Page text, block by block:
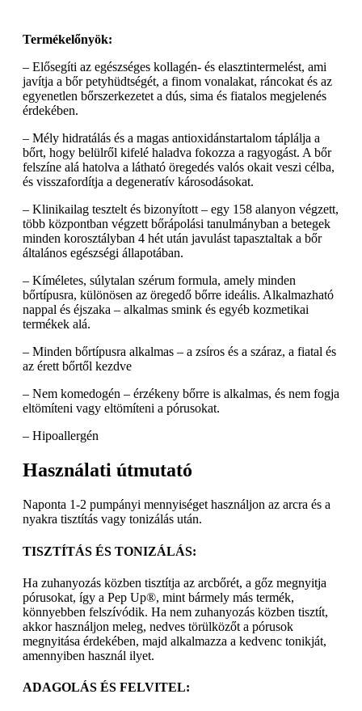
Termékelőnyök:
– Elősegíti az egészséges kollagén- és elasztintermelést, ami
javítja a bőr petyhüdtségét, a finom vonalakat, ráncokat és az
egyenetlen bőrszerkezetet a dús, sima és fiatalos megjelenés
érdekében.
– Mély hidratálás és a magas antioxidánstartalom táplálja a
bőrt, hogy belülről kifelé haladva fokozza a ragyogást. A bőr
felszíne alá hatolva a látható öregedés valós okait veszi célba,
és visszafordítja a degeneratív károsodásokat.
– Klinikailag tesztelt és bizonyított – egy 158 alanyon végzett,
több központban végzett bőrápolási tanulmányban a betegek
minden korosztályban 4 hét után javulást tapasztaltak a bőr
általános egészségi állapotában.
– Kíméletes, súlytalan szérum formula, amely minden
bőrtípusra, különösen az öregedő bőrre ideális. Alkalmazható
nappal és éjszaka – alkalmas smink és egyéb kozmetikai
termékek alá.
– Minden bőrtípusra alkalmas – a zsíros és a száraz, a fiatal és
az érett bőrtől kezdve
– Nem komedogén – érzékeny bőrre is alkalmas, és nem fogja
eltömíteni vagy eltömíteni a pórusokat.
– Hipoallergén
Használati útmutató
Naponta 1-2 pumpányi mennyiséget használjon az arcra és a
nyakra tisztítás vagy tonizálás után.
TISZTÍTÁS ÉS TONIZÁLÁS:
Ha zuhanyozás közben tisztítja az arcbőrét, a gőz megnyitja
pórusokat, így a Pep Up®, mint bármely más termék,
könnyebben felszívódik. Ha nem zuhanyozás közben tisztít,
akkor használjon meleg, nedves törülközőt a pórusok
megnyitása érdekében, majd alkalmazza a kedvenc tonikját,
amennyiben használ ilyet.
ADAGOLÁS ÉS FELVITEL: